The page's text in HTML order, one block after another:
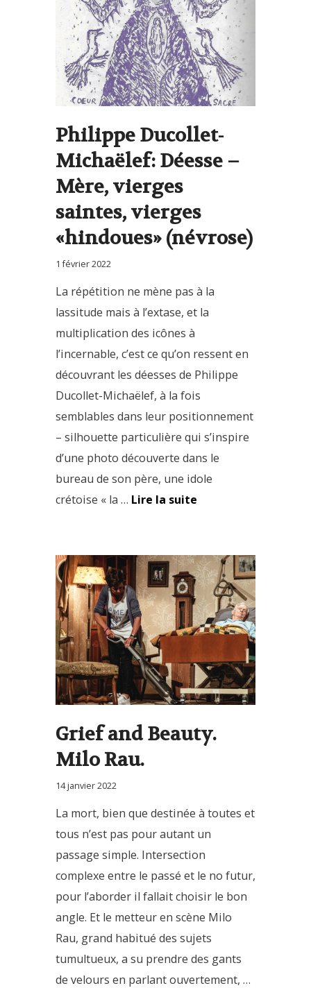
Philippe Ducollet-
Michaëlef: Déesse –
Mère, vierges
saintes, vierges
«hindoues» (névrose)
1 février 2022
La répétition ne mène pas à la
lassitude mais à l’extase, et la
multiplication des icônes à
l’incernable, c’est ce qu’on ressent en
découvrant les déesses de Philippe
Ducollet-Michaëlef, à la fois
semblables dans leur positionnement
– silhouette particulière qui s’inspire
d’une photo découverte dans le
bureau de son père, une idole
crétoise « la … Lire la suite
Grief and Beauty.
Milo Rau.
14 janvier 2022
La mort, bien que destinée à toutes et
tous n’est pas pour autant un
passage simple. Intersection
complexe entre le passé et le no futur,
pour l’aborder il fallait choisir le bon
angle. Et le metteur en scène Milo
Rau, grand habitué des sujets
tumultueux, a su prendre des gants
de velours en parlant ouvertement, …